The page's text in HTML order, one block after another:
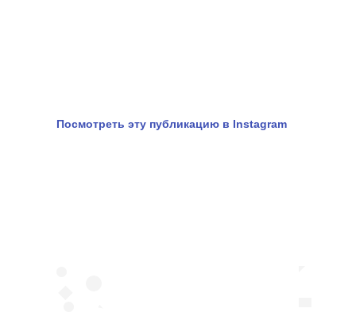
Посмотреть эту публикацию в Instagram